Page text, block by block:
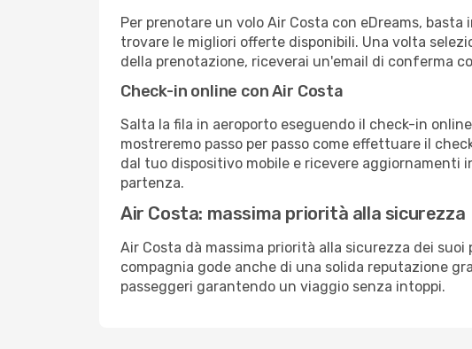
Per prenotare un volo Air Costa con eDreams,
trovare le migliori offerte disponibili. Una volta
della prenotazione, riceverai un'email di conferma
Check-in online con Air Costa
Salta la fila in aeroporto eseguendo il check-in
mostreremo passo per passo come effettuare il
dal tuo dispositivo mobile e ricevere aggiornamenti
partenza.
Air Costa: massima priorità alla sicurezza
Air Costa dà massima priorità alla sicurezza dei
compagnia gode anche di una solida reputazione
passeggeri garantendo un viaggio senza intoppi.